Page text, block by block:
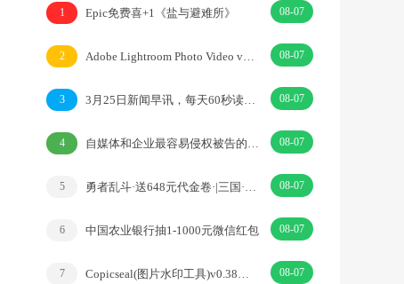
1 Epic免费喜+1《盐与避难所》 08-07
2 Adobe Lightroom Photo Video v11.4.3解锁高级版 08-07
3 3月25日新闻早讯，每天60秒读懂世界 08-07
4 自媒体和企业最容易侵权被告的四个方面 08-07
5 勇者乱斗·送648元代金卷·|三国·免费版 08-07
6 中国农业银行抽1-1000元微信红包 08-07
7 Copicseal(图片水印工具)v0.38自定义水印样式 08-07